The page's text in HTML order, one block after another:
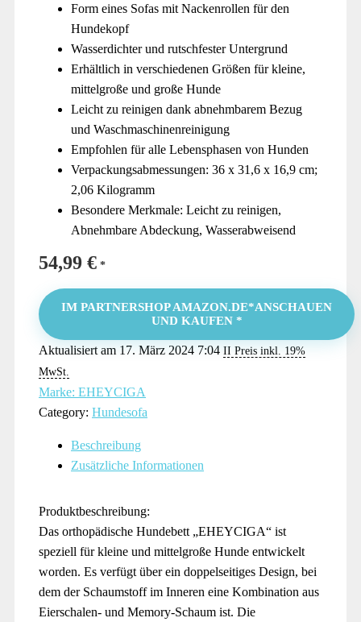
Form eines Sofas mit Nackenrollen für den
Hundekopf
Wasserdichter und rutschfester Untergrund
Erhältlich in verschiedenen Größen für kleine,
mittelgroße und große Hunde
Leicht zu reinigen dank abnehmbarem Bezug
und Waschmaschinenreinigung
Empfohlen für alle Lebensphasen von Hunden
Verpackungsabmessungen: 36 x 31,6 x 16,9 cm;
2,06 Kilogramm
Besondere Merkmale: Leicht zu reinigen,
Abnehmbare Abdeckung, Wasserabweisend
54,99 €
IM PARTNERSHOP AMAZON.DE*ANSCHAUEN
UND KAUFEN *
Aktualisiert am 17. März 2024 7:04 II Preis inkl. 19%
MwSt.
Marke: EHEYCIGA
Category: Hundesofa
Beschreibung
Zusätzliche Informationen
Produktbeschreibung:
Das orthopädische Hundebett „EHEYCIGA“ ist
speziell für kleine und mittelgroße Hunde entwickelt
worden. Es verfügt über ein doppelseitiges Design, bei
dem der Schaumstoff im Inneren eine Kombination aus
Eierschalen- und Memory-Schaum ist. Die